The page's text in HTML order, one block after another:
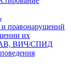
и правонарушений
их
ВИЧ/СПИД